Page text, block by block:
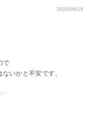
2024/09/19
で
いかと不安です。